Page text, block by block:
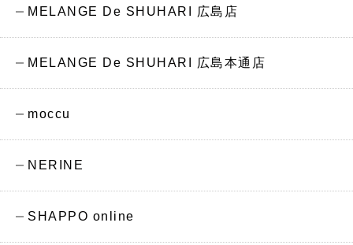
MELANGE De SHUHARI 広島店
MELANGE De SHUHARI 広島本通店
moccu
NERINE
SHAPPO online